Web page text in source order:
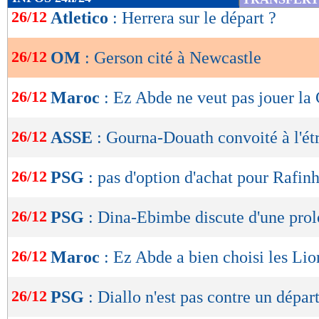
de
OK
26/12 Atletico : Herrera sur le départ ?
26/12 OM : Gerson cité à Newcastle
26/12 Maroc : Ez Abde ne veut pas jouer la
26/12 ASSE : Gourna-Douath convoité à
26/12 PSG : pas d'option d'achat pour
26/12 PSG : Dina-Ebimbe discute d'une
26/12 Maroc : Ez Abde a bien choisi les
26/12 PSG : Diallo n'est pas contre un départ